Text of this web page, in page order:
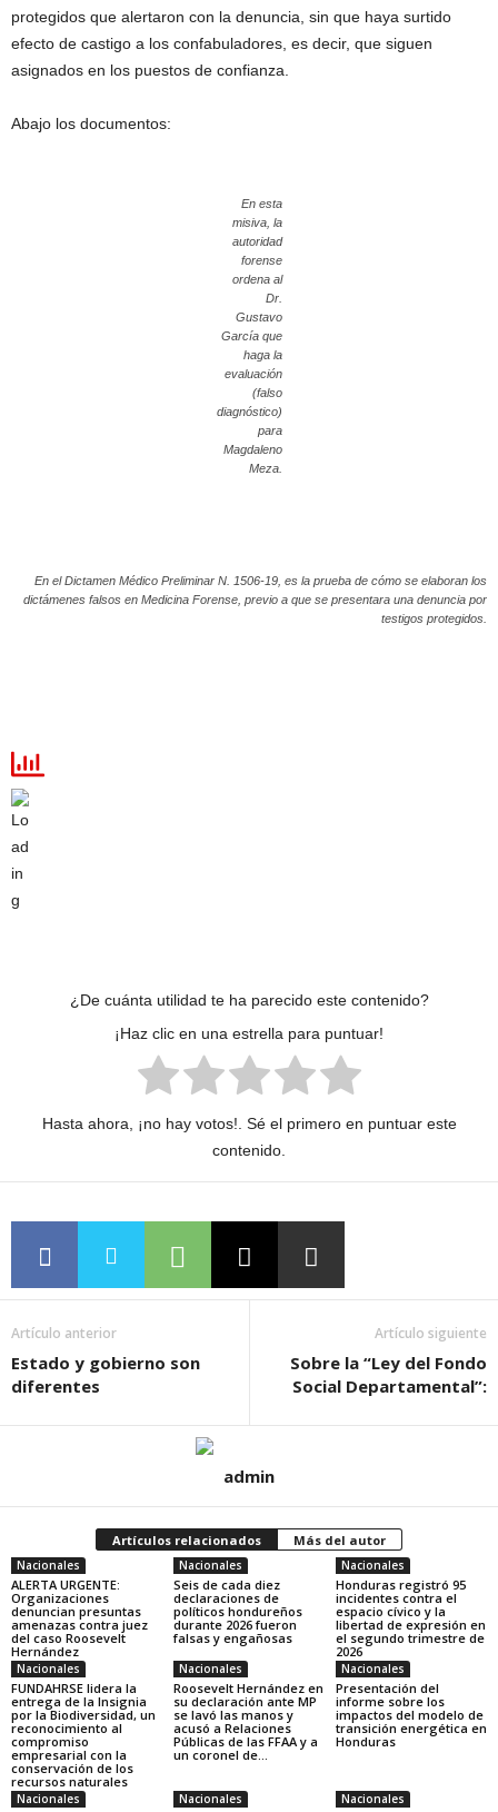
protegidos que alertaron con la denuncia, sin que haya surtido
efecto de castigo a los confabuladores, es decir, que siguen
asignados en los puestos de confianza.
Abajo los documentos:
En esta
misiva, la
autoridad
forense
ordena al
Dr.
Gustavo
García que
haga la
evaluación
(falso
diagnóstico)
para
Magdaleno
Meza.
En el Dictamen Médico Preliminar N. 1506-19, es la prueba de cómo se elaboran los
dictámenes falsos en Medicina Forense, previo a que se presentara una denuncia por
testigos protegidos.
¿De cuánta utilidad te ha parecido este contenido?
¡Haz clic en una estrella para puntuar!
Hasta ahora, ¡no hay votos!. Sé el primero en puntuar este
contenido.
Artículo anterior
Estado y gobierno son
diferentes
Artículo siguiente
Sobre la “Ley del Fondo
Social Departamental”:
admin
Artículos relacionados Más del autor
Nacionales
ALERTA URGENTE:
Organizaciones
denuncian presuntas
amenazas contra juez
del caso Roosevelt
Hernández
Nacionales
Seis de cada diez
declaraciones de
políticos hondureños
durante 2026 fueron
falsas y engañosas
Nacionales
Honduras registró 95
incidentes contra el
espacio cívico y la
libertad de expresión en
el segundo trimestre de
2026
Nacionales
FUNDAHRSE lidera la
entrega de la Insignia
por la Biodiversidad, un
reconocimiento al
compromiso
empresarial con la
conservación de los
recursos naturales
Nacionales
Roosevelt Hernández en
su declaración ante MP
se lavó las manos y
acusó a Relaciones
Públicas de las FFAA y a
un coronel de...
Nacionales
Presentación del
informe sobre los
impactos del modelo de
transición energética en
Honduras
Nacionales Nacionales Nacionales